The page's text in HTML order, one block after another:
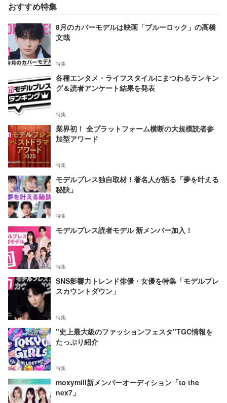
おすすめ特集
8月のカバーモデルは映画「ブルーロック」の高橋
文哉
特集
各種エンタメ・ライフスタイルにまつわるランキン
グ＆読者アンケート結果を発表
特集
業界初！ 全プラットフォーム横断の大規模読者参
加型アワード
特集
モデルプレス独自取材！著名人が語る「夢を叶える
秘訣」
特集
モデルプレス読者モデル 新メンバー加入！
特集
SNS影響力トレンド俳優・女優を特集「モデルプレ
スカウントダウン」
特集
"史上最大級のファッションフェスタ"TGC情報を
たっぷり紹介
特集
moxymill新メンバーオーディション「to the
nex7」